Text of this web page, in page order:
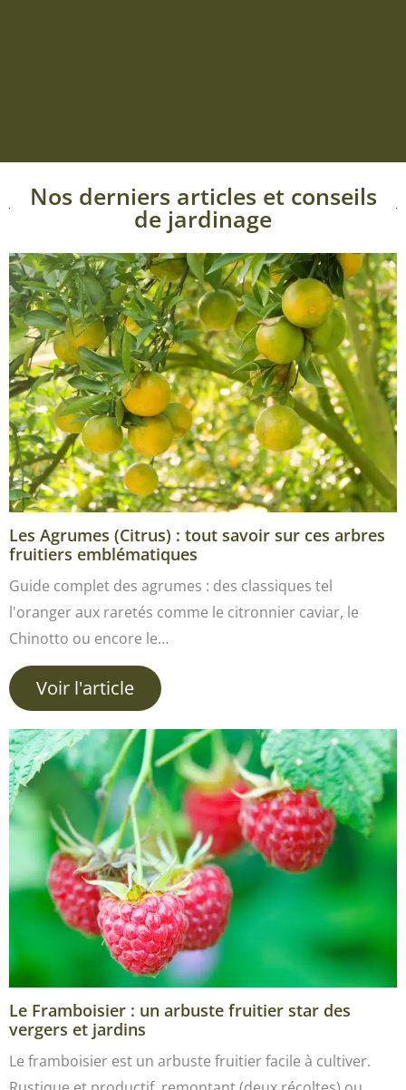
Nos derniers articles et conseils
de jardinage
Les Agrumes (Citrus) : tout savoir sur ces arbres
fruitiers emblématiques
Guide complet des agrumes : des classiques tel
l'oranger aux raretés comme le citronnier caviar, le
Chinotto ou encore le…
Voir l'article
Le Framboisier : un arbuste fruitier star des
vergers et jardins
Le framboisier est un arbuste fruitier facile à cultiver.